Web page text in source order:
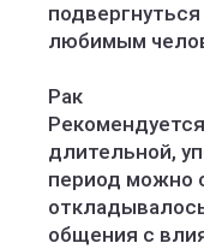
любимым
Рак
длительной,
период можно
общения с